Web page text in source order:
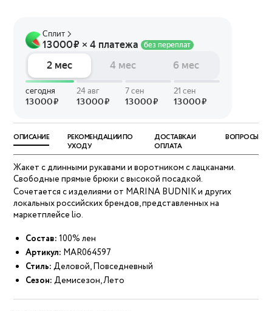
ОПИСАНИЕ
РЕКОМЕНДАЦИИ ПО
УХОДУ
ДОСТАВКА И
ОПЛАТА
ВОПРОСЫ
Жакет с длинными рукавами и воротником с лацканами.
Свободные прямые брюки с высокой посадкой.
Сочетается с изделиями от MARINA BUDNIK и других
локальных российских брендов, представленных на
маркетплейсе lio.
Состав: 100% лен
Артикул: MAR064597
Стиль: Деловой, Повседневный
Сезон: Демисезон, Лето